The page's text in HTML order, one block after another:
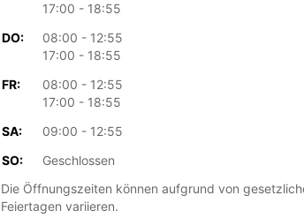
17:00 - 18:55
DO:
08:00 - 12:55
17:00 - 18:55
FR:
08:00 - 12:55
17:00 - 18:55
SA:
09:00 - 12:55
SO:
Geschlossen
Die Öffnungszeiten können aufgrund von
Feiertagen variieren.